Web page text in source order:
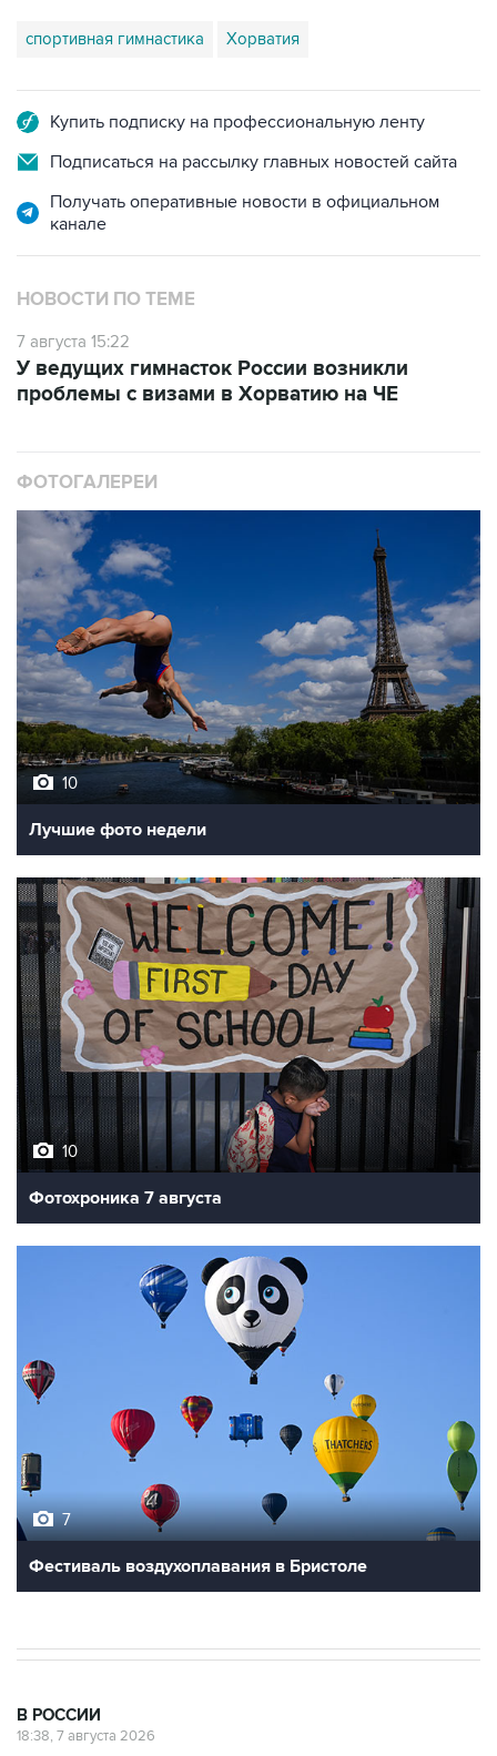
спортивная гимнастика Хорватия
Купить подписку на профессиональную ленту
Подписаться на рассылку главных новостей сайта
Получать оперативные новости в официальном
канале
НОВОСТИ ПО ТЕМЕ
7 августа 15:22
У ведущих гимнасток России возникли
проблемы с визами в Хорватию на ЧЕ
ФОТОГАЛЕРЕИ
10
Лучшие фото недели
10
Фотохроника 7 августа
7
Фестиваль воздухоплавания в Бристоле
В РОССИИ
18:38, 7 августа 2026